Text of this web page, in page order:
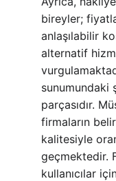
bireyler;
anlaşılabilir
alternatif
sunumundaki
parçasıdır.
firmaların
kalitesiyle
geçmektedir.
kullanıcılar